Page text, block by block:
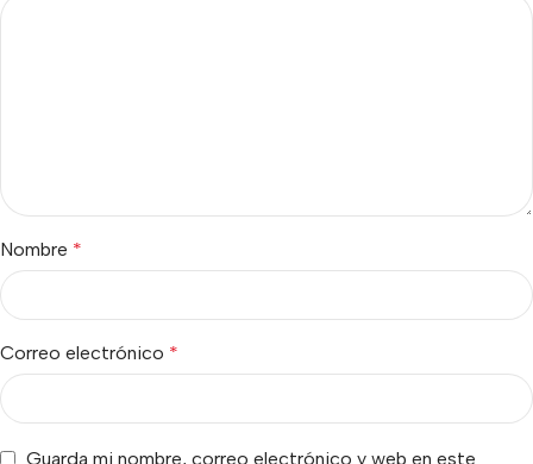
Nombre *
Correo electrónico *
Guarda mi nombre, correo electrónico y web en este